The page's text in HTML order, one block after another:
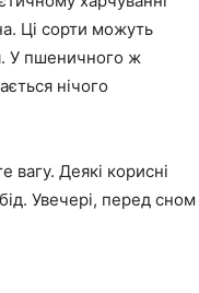
Ці сорти можуть
У пшеничного ж
нічого
вагу. Деякі корисні
Увечері, перед сном